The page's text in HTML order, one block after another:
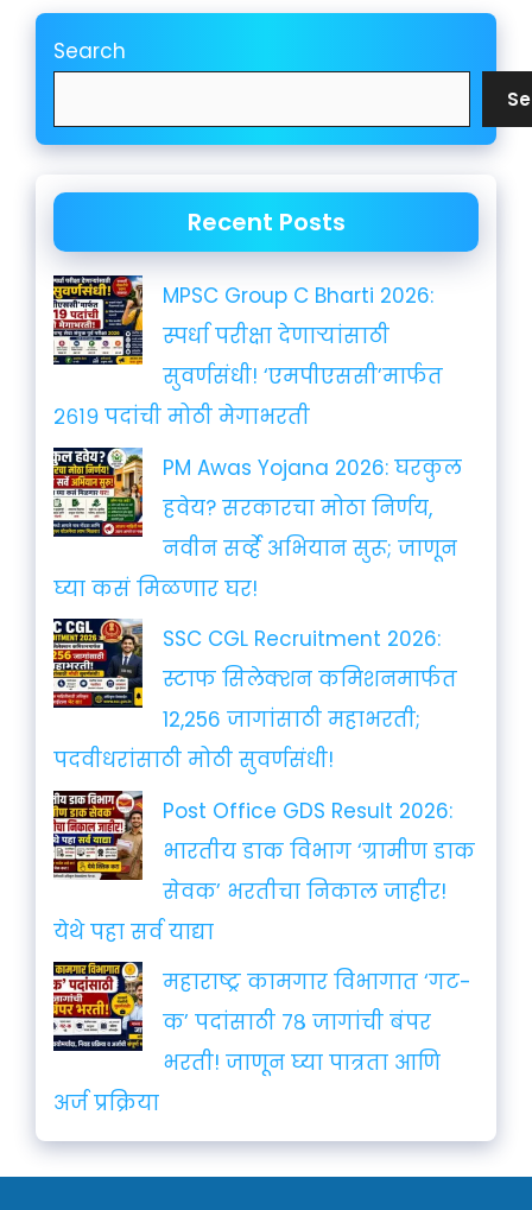
Search
Recent Posts
MPSC Group C Bharti 2026:
स्पर्धा परीक्षा देणाऱ्यांसाठी
सुवर्णसंधी! ‘एमपीएससी’मार्फत
२६१९ पदांची मोठी मेगाभरती
PM Awas Yojana 2026: घरकुल
हवेय? सरकारचा मोठा निर्णय,
नवीन सर्व्हे अभियान सुरू; जाणून
घ्या कसं मिळणार घर!
SSC CGL Recruitment 2026:
स्टाफ सिलेक्शन कमिशनमार्फत
12,256 जागांसाठी महाभरती;
पदवीधरांसाठी मोठी सुवर्णसंधी!
Post Office GDS Result 2026:
भारतीय डाक विभाग ‘ग्रामीण डाक
सेवक’ भरतीचा निकाल जाहीर!
येथे पहा सर्व याद्या
महाराष्ट्र कामगार विभागात ‘गट-
क’ पदांसाठी ७८ जागांची बंपर
भरती! जाणून घ्या पात्रता आणि
अर्ज प्रक्रिया